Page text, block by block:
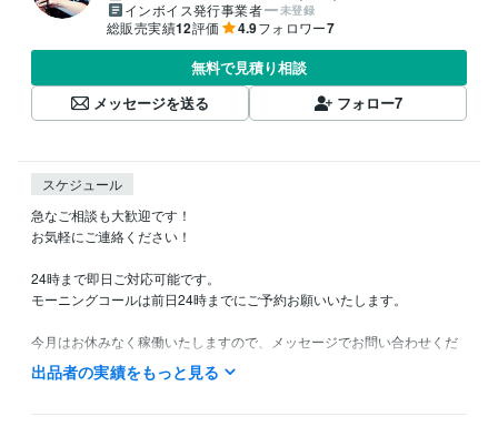
インボイス発行事業者
未登録
総販売実績12評価 4.9フォロワー7
無料で見積り相談
メッセージを送る
フォロー7
スケジュール
急なご相談も大歓迎です！
お気軽にご連絡ください！
24時まで即日ご対応可能です。
モーニングコールは前日24時までにご予約お願いいたします。
今月はお休みなく稼働いたしますので、メッセージでお問い合わせくだ
さい。
メンタル心理カウンセラー 取得年 : 2019年
出品者の実績をもっと見る